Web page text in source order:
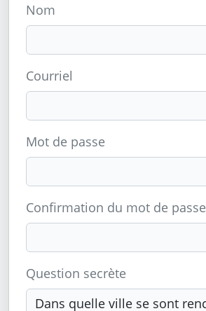
Nom
Courriel
Mot de passe
Confirmation du mot de passe
Question secrète